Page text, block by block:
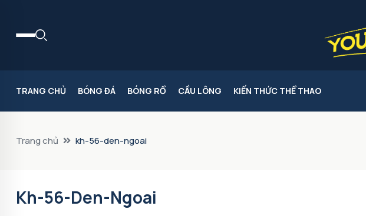
TRANG CHỦ BÓNG ĐÁ BÓNG RỔ CẦU LÔNG KIẾN THỨC THỂ THAO
Trang chủ kh-56-den-ngoai
Kh-56-Den-Ngoai